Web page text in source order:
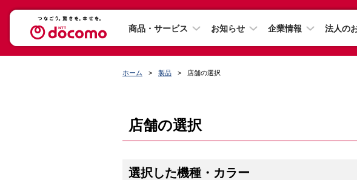
商品・サービス お知らせ 企業情報 法人の
ホーム 製品 店舗の選択
店舗の選択
選択した機種・カラー